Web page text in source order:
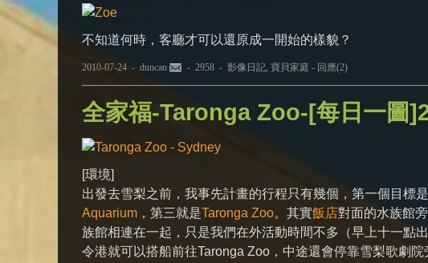
不知道何時，客廳才可以還原成一開始的樣貌？
2010-07-24 - duncan - 2958 - 影像日記, 寶貝家庭 - 回應(2)
全家福-Taronga Zoo-[每日一圖
[環境]
出發去雪梨之前，我事先計畫的行程只有幾個，第一個目標是
Aquarium ，第三就是Taronga Zoo。其實飯店對面的水族館
族館相連在一起，只是我們在外活動時間不多（早上十一點
令港就可以搭船前往Taronga Zoo，中途還會停靠雪梨歌劇